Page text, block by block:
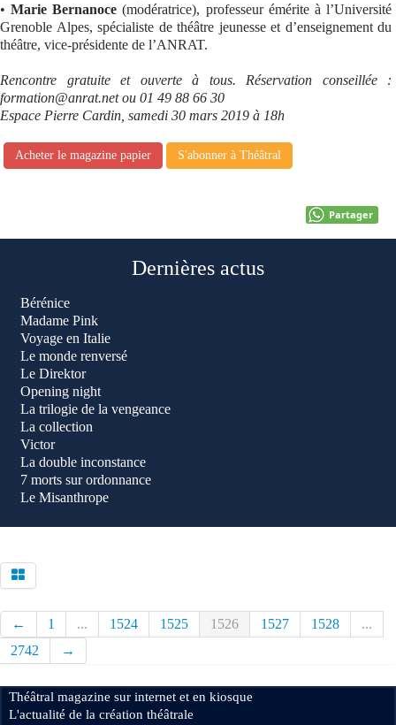
•Marie Bernanoce (modératrice), professeur émérite à l’Université
Grenoble Alpes, spécialiste de théâtre jeunesse et d’enseignement du
théâtre, vice-présidente de l’ANRAT.
Rencontre gratuite et ouverte à tous. Réservation conseillée :
formation@anrat.net ou 01 49 88 66 30
Espace Pierre Cardin, samedi 30 mars 2019 à 18h
Acheter le magazine papier S'abonner à Théâtral
Partager
Dernières actus
Bérénice
Madame Pink
Voyage en Italie
Le monde renversé
Le Direktor
Opening night
La trilogie de la vengeance
La collection
Victor
La double inconstance
7 morts sur ordonnance
Le Misanthrope
← 1 ... 1524 1525 1526 1527 1528
...
2742
→
Théâtral magazine sur internet et en kiosque
L'actualité de la création théâtrale